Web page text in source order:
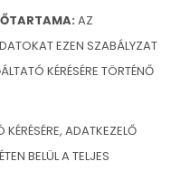
AZ
EZEN SZABÁLYZAT
KÉRÉSÉRE TÖRTÉNŐ
ADATKEZELŐ
BELÜL A TELJES